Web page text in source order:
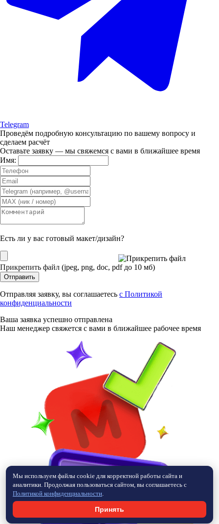
Telegram
Мы используем файлы cookie для корректной работы сайта и
аналитики. Продолжая пользоваться сайтом, вы соглашаетесь с
Политикой конфиденциальности.
Принять
Проведём подробную консультацию по вашему вопросу и
сделаем расчёт
Оставьте заявку — мы свяжемся с вами в ближайшее время
Имя:
Есть ли у вас готовый макет/дизайн?
Прикрепить файл (jpeg, png, doc, pdf до 10 мб)
Отправить
Отправляя заявку, вы соглашаетесь с Политикой
конфиденциальности
Ваша заявка успешно отправлена
Наш менеджер свяжется с вами в ближайшее рабочее время